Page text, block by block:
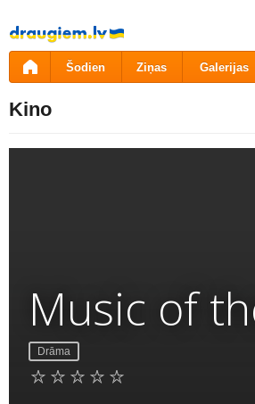
Pāriet
uz
saturu
Šodien Ziņas Galerijas
Kino
Music of
Drāma